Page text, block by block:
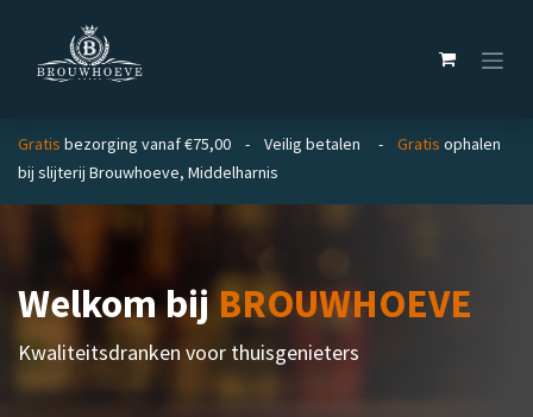
Gratis bezorging vanaf €75,00 - Veilig betalen - Gratis ophalen
bij slijterij Brouwhoeve, Middelharnis
Welkom bijBROUWHOEVE
Kwaliteitsdranken voor thuisgenieters